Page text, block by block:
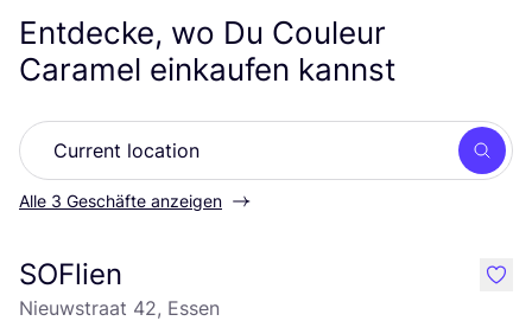
Entdecke, wo Du Couleur
Caramel einkaufen kannst
Alle 3 Geschäfte anzeigen
SOFlien
Nieuwstraat 42, Essen
like